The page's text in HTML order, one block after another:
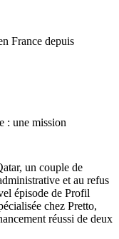
France depuis
: une mission
un couple de
et au refus
épisode de Profil
chez Pretto,
réussi de deux